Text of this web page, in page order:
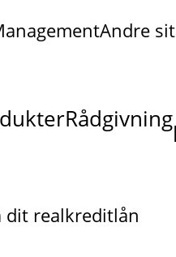
Andre
Rådgivning
realkreditlån